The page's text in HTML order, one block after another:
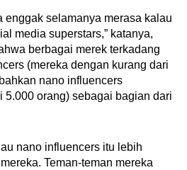
enggak selamanya merasa kalau
media superstars,” katanya,
berbagai merek terkadang
(mereka dengan kurang dari
nano influencers
5.000 orang) sebagai bagian dari
nano influencers itu lebih
Teman-teman mereka